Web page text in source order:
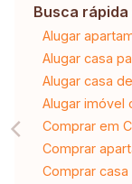
Busca rápida
Alugar
Alugar casa
Alugar casa
Alugar imóvel
Comprar em
Comprar
Comprar casa